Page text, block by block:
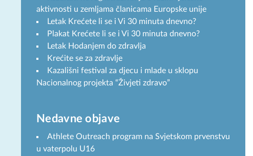
aktivnosti u zemljama članicama Europske unije
Letak Krećete li se i Vi 30 minuta dnevno?
Plakat Krećete li se i Vi 30 minuta dnevno?
Letak Hodanjem do zdravlja
Krećite se za zdravlje
Kazališni festival za djecu i mlade u sklopu
Nacionalnog projekta “Živjeti zdravo”
Nedavne objave
Athlete Outreach program na Svjetskom prvenstvu
u vaterpolu U16